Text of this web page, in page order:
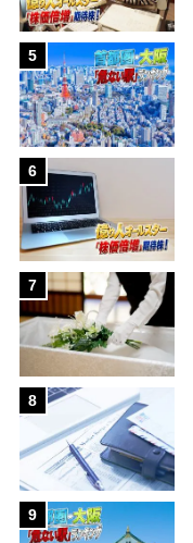
5
6
7
8
9